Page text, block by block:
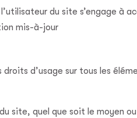
du site s’engage à
mis-à-jour
d’usage sur tous les
site, quel que soit le moyen ou